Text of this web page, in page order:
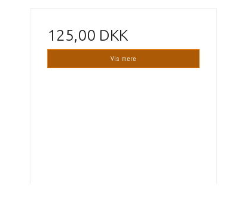
125,00 DKK
Vis mere